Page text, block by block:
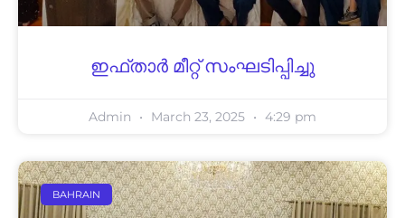
ഇഫ്താര്‍ മീറ്റ് സംഘടിപ്പിച്ചു
Admin March 23, 2025 4:29 pm
BAHRAIN